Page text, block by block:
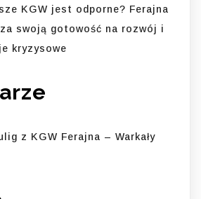
KGW jest odporne? Ferajna
swoją gotowość na rozwój i
kryzysowe
z KGW Ferajna – Warkały